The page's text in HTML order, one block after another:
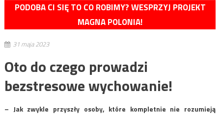
PODOBA CI SIĘ TO CO ROBIMY? WESPRZYJ PROJEKT
MAGNA POLONIA!
31 maja 2023
Oto do czego prowadzi
bezstresowe wychowanie!
– Jak zwykle przyszły osoby, które kompletnie nie rozumieją